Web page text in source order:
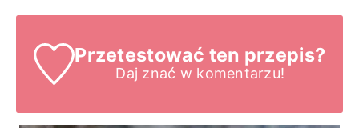
Przetestować ten przepis?
Daj znać w komentarzu!